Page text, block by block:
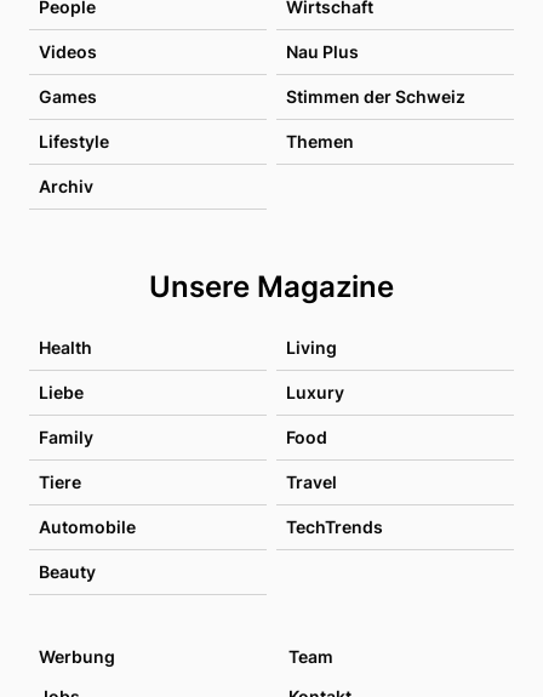
People Wirtschaft
Videos Nau Plus
Games Stimmen der Schweiz
Lifestyle Themen
Archiv
Unsere Magazine
Health Living
Liebe Luxury
Family Food
Tiere Travel
Automobile TechTrends
Beauty
Werbung
Team